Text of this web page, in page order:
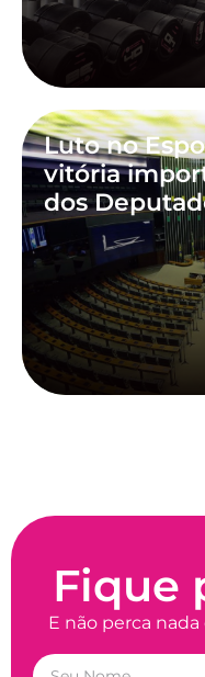
Luto no
vitória
dos
Fique
E não perca